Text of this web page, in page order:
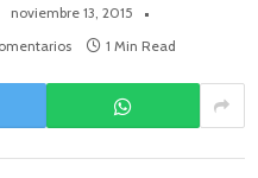
noviembre 13, 2015
1 Min Read